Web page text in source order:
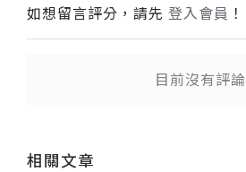
如想留言評分，請先 登入會員 ！
目前沒有評論
相關文章